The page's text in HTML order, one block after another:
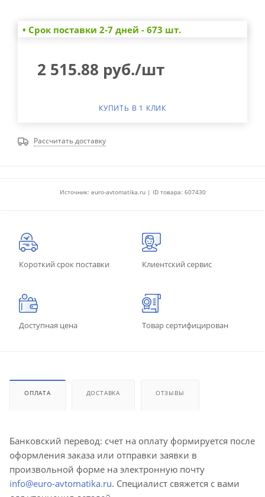
• Cрок поставки 2-7 дней - 673 шт.
2 515.88 руб./шт
КУПИТЬ В 1 КЛИК
Рассчитать доставку
Источник: euro-avtomatika.ru | ID товара: 607430
Короткий срок поставки Клиентский сервис
Доступная цена Товар сертифицирован
ОПЛАТА ДОСТАВКА ОТЗЫВЫ
Банковский перевод: счет на оплату формируется после
оформления заказа или отправки заявки в
произвольной форме на электронную почту
info@euro-avtomatika.ru. Специалист свяжется с вами